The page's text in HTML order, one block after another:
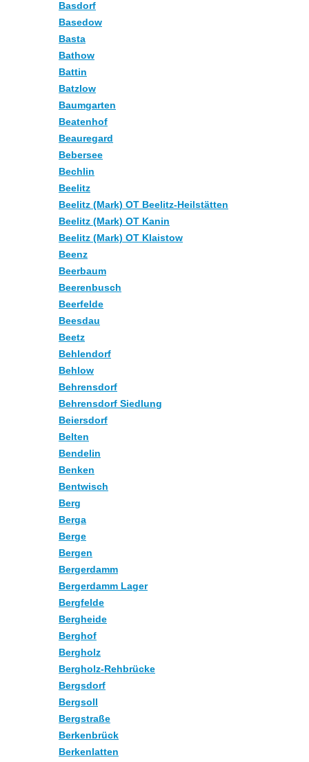
Basdorf
Basedow
Basta
Bathow
Battin
Batzlow
Baumgarten
Beatenhof
Beauregard
Bebersee
Bechlin
Beelitz
Beelitz (Mark) OT Beelitz-Heilstätten
Beelitz (Mark) OT Kanin
Beelitz (Mark) OT Klaistow
Beenz
Beerbaum
Beerenbusch
Beerfelde
Beesdau
Beetz
Behlendorf
Behlow
Behrensdorf
Behrensdorf Siedlung
Beiersdorf
Belten
Bendelin
Benken
Bentwisch
Berg
Berga
Berge
Bergen
Bergerdamm
Bergerdamm Lager
Bergfelde
Bergheide
Berghof
Bergholz
Bergholz-Rehbrücke
Bergsdorf
Bergsoll
Bergstraße
Berkenbrück
Berkenlatten